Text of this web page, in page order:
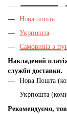
Нова пошта
Укрпошта
Самовивіз з
Накладений
служби доставки.
Нова Пошта
Укрпошта
Рекомендуємо,